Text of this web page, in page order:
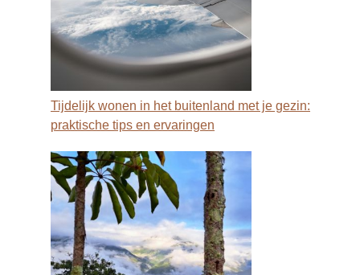
Tijdelijk wonen in het buitenland met je gezin:
praktische tips en ervaringen